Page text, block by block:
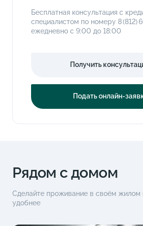
Бесплатная консультация с
специалистом по номеру8 (812)
ежедневно с 9:00 до 18:00
Получить
Подать онлайн-
Рядом с домом
Сделайте проживание в своём жилом
удобнее